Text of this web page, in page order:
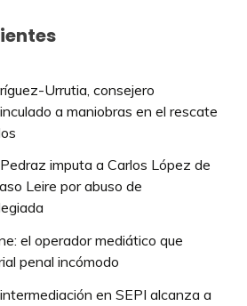
Urrutia, consejero
a maniobras en el rescate
imputa a Carlos López de
Leire por abuso de
el operador mediático que
penal incómodo
en SEPI alcanza a